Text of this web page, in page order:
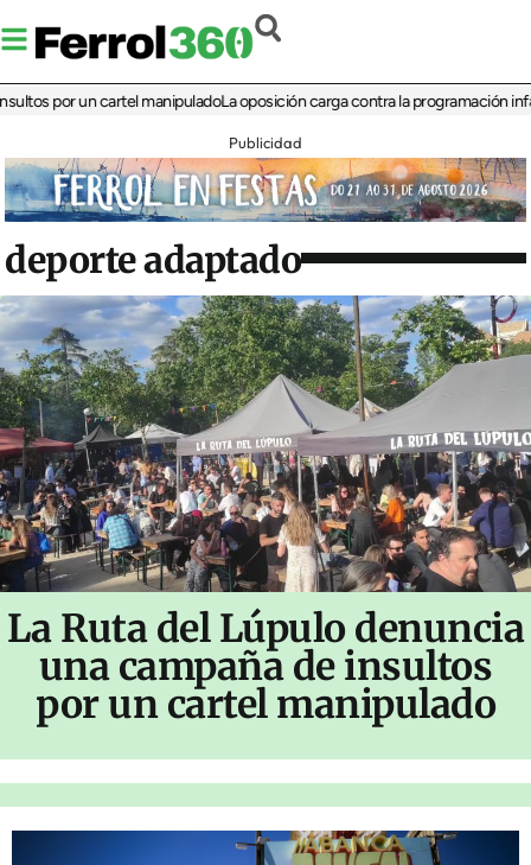
por un cartel manipuladoLa oposición carga contra la programación infantil
Publicidad
deporte adaptado
La Ruta del Lúpulo denuncia
una campaña de insultos
por un cartel manipulado